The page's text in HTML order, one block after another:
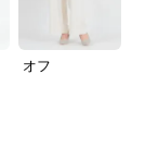
オフ